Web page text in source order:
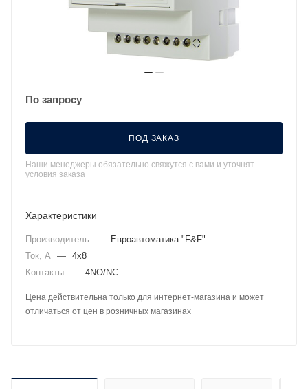
По запросу
ПОД ЗАКАЗ
Наши менеджеры обязательно свяжутся с вами и уточнят
условия заказа
Характеристики
Производитель —
Евроавтоматика "F&F"
Ток, А — 4х8
Контакты — 4NO/NC
Цена действительна только для интернет-магазина и может
отличаться от цен в розничных магазинах